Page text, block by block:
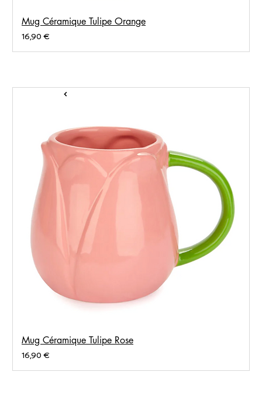
Mug Céramique Tulipe Orange
Prix
16,90 €
Mug Céramique Tulipe Rose
Prix
16,90 €